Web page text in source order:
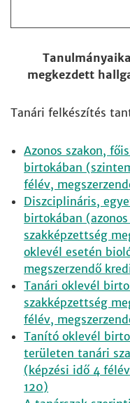
megkezdett
Tanári felkészítés
Azonos szakon,
birtokában
félév,
Diszciplináris,
birtokában
szakképzettség
oklevél esetén
megszerzendő
Tanári oklevél
szakképzettség
félév,
Tanító oklevél
területen tanári
(képzési idő 4
120)